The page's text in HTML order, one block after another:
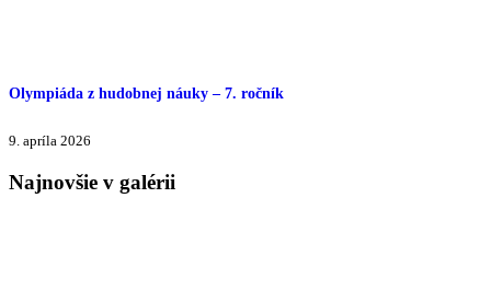
Olympiáda z hudobnej náuky – 7. ročník
9. apríla 2026
Najnovšie v galérii